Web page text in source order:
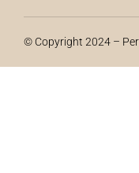
© Copyright 2024 –